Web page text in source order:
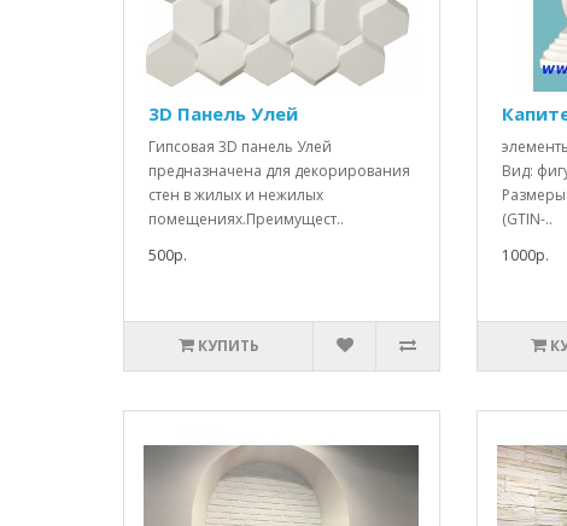
3D Панель Улей
Гипсовая 3D панель Улей
предназначена для декорирования
стен в жилых и нежилых
помещениях.Преимущест..
500р.
КУПИТЬ
Вид:
(GTIN-..
1000р.